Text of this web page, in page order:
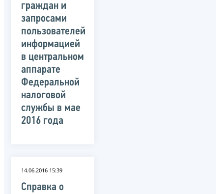
граждан и
запросами
пользователей
информацией
в центральном
аппарате
Федеральной
налоговой
службы в мае
2016 года
14.06.2016 15:39
Справка о